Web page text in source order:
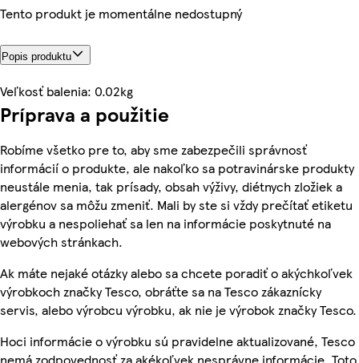
Tento produkt je momentálne nedostupný
Popis produktu
Veľkosť balenia: 0.02kg
Príprava a použitie
Robíme všetko pre to, aby sme zabezpečili správnosť
informácií o produkte, ale nakoľko sa potravinárske produkty
neustále menia, tak prísady, obsah výživy, diétnych zložiek a
alergénov sa môžu zmeniť. Mali by ste si vždy prečítať etiketu
výrobku a nespoliehať sa len na informácie poskytnuté na
webových stránkach.
Ak máte nejaké otázky alebo sa chcete poradiť o akýchkoľvek
výrobkoch značky Tesco, obráťte sa na Tesco zákaznícky
servis, alebo výrobcu výrobku, ak nie je výrobok značky Tesco.
Hoci informácie o výrobku sú pravidelne aktualizované, Tesco
nemá zodpovednosť za akékoľvek nesprávne informácie. Toto